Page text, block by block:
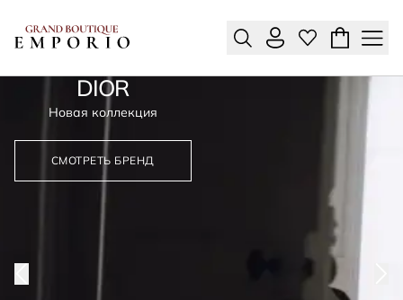
Grand Emporio — премиальный бутик одежды, обуви,
DIOR
Новая коллекция
СМОТРЕТЬ БРЕНД